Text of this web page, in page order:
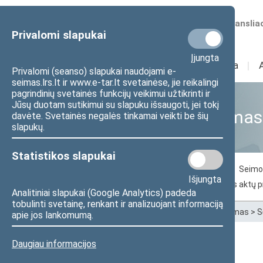
Privalomi slapukai
Įjungta
Privalomi (seanso) slapukai naudojami e-
seimas.lrs.lt ir www.e-tar.lt svetainėse, jie reikalingi
pagrindinių svetainės funkcijų veikimui užtikrinti ir
Jūsų duotam sutikimui su slapuku išsaugoti, jei tokį
davėte. Svetainės negalės tinkamai veikti be šių
slapukų.
Statistikos slapukai
Išjungta
Analitiniai slapukai (Google Analytics) padeda
tobulinti svetainę, renkant ir analizuojant informaciją
apie jos lankomumą.
Daugiau informacijos
Numatomos
Sudėtis Veikla I
Seimo narių aktyvumas
Balsavimas už svarstomą dokumentą
Seimo narių inicijuoti pasiūlymai dėl teisės aktų
Pradžia Seimo narių aktyvumas >